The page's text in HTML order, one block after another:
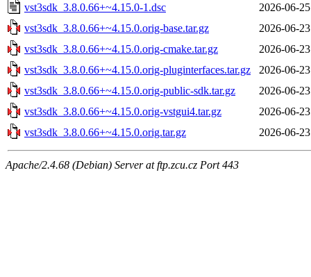
vst3sdk_3.8.0.66+~4.15.0-1.dsc
2026-06-
vst3sdk_3.8.0.66+~4.15.0.orig-base.tar.gz
2026-06-
vst3sdk_3.8.0.66+~4.15.0.orig-cmake.tar.gz
2026-06-
vst3sdk_3.8.0.66+~4.15.0.orig-pluginterfaces.tar.gz
2026-06-
vst3sdk_3.8.0.66+~4.15.0.orig-public-sdk.tar.gz
2026-06-
vst3sdk_3.8.0.66+~4.15.0.orig-vstgui4.tar.gz
2026-06-
vst3sdk_3.8.0.66+~4.15.0.orig.tar.gz
2026-06-
Apache/2.4.68 (Debian) Server at ftp.zcu.cz Port 443